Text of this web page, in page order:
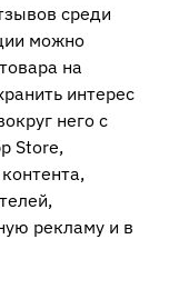
среди
можно
на
интерес
него с
Store,
рекламу и в